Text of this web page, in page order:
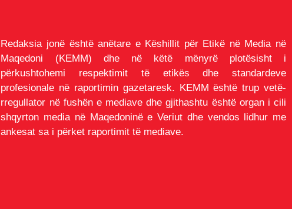
Redaksia jonë është anëtare e Këshillit për Etikë në Media në
Maqedoni (KEMM) dhe në këtë mënyrë plotësisht i
përkushtohemi respektimit të etikës dhe standardeve
profesionale në raportimin gazetaresk. KEMM është trup vetë-
rregullator në fushën e mediave dhe gjithashtu është organ i cili
shqyrton media në Maqedoninë e Veriut dhe vendos lidhur me
ankesat sa i përket raportimit të mediave.